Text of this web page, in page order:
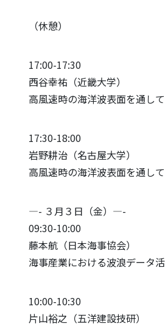
（休憩）
17:00-17:30
西谷幸祐（近畿大学）
高風速時の海洋波表面を通し
17:30-18:00
岩野耕治（名古屋大学）
高風速時の海洋波表面を通し
—- ３月３日（金）—-
09:30-10:00
藤本航（日本海事協会）
海事産業における波浪データ
10:00-10:30
片山裕之（五洋建設技研）